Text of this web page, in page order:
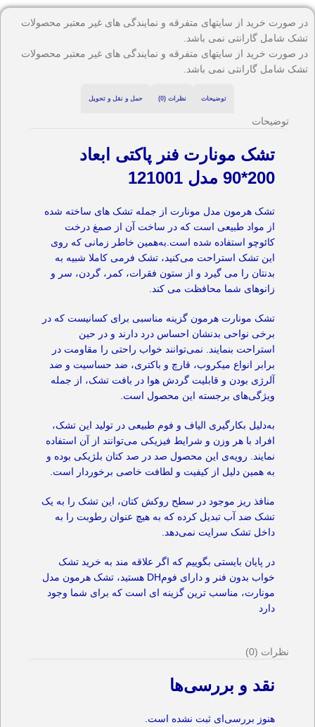
در صورت خرید از سایتهای متفرقه و نمایندگی های غیر معتبر محصولات
تشک شامل گارانتی نمی باشد.
در صورت خرید از سایتهای متفرقه و نمایندگی های غیر معتبر محصولات
تشک شامل گارانتی نمی باشد.
توضیحات نظرات (0) حمل و نقل و تحویل
توضیحات
تشک مونارت فنر پاکتی ابعاد
200*90 مدل 121001
تشک هرمون مدل مونارت از جمله تشک های ساخته شده
از مواد طبیعی است که در ساخت آن از صمغ درخت
کائوچو استفاده شده است.به‌همین خاطر زمانی که روی
این تشک استراحت می‌کنید، تشک فرمی کاملا شبیه به
بدنتان را می گیرد و از ستون فقرات، کمر، گردن، سر و
زانوهای شما محافظت می کند.
تشک مونارت هرمون گزینه مناسبی برای کسانیست که در
برخی نواحی بدنشان احساس درد دارند و در حین
استراحت بنمایند. نمی‌توانند خواب راحتی را مقاومت در
برابر انواع میکروب، قارچ و باکتری، ضد حساسیت و ضد
آلرژی بودن و قابلیت گردش هوا در بافت تشک، از جمله
ویژگی‌های برجسته این محصول است.
به‌دلیل بکارگیری الیاف و فوم طبیعی در تولید این تشک،
افراد با هر وزن و شرایط فیزیکی می‌توانند از آن استفاده
نمایند. رویه‌ی این محصول صد در صد کتان بلژیکی بوده و
به همین دلیل از کیفیت و لطافت خاصی برخوردار است.
منافذ ریز موجود در سطح روکش کتان، این تشک را به یک
تشک ضد آب تبدیل کرده که به هیچ عنوان رطوبت را به
داخل تشک سرایت نمی‌دهد.
در پایان بایستی بگوییم که اگر علاقه مند به خرید تشک
خواب بدون فنر و دارای فومDH هستید، تشک هرمون مدل
مونارت، مناسب ترین گزینه ای است که برای شما وجود
دارد
نظرات (0)
نقد و بررسی‌ها
هنوز بررسی‌ای ثبت نشده است.